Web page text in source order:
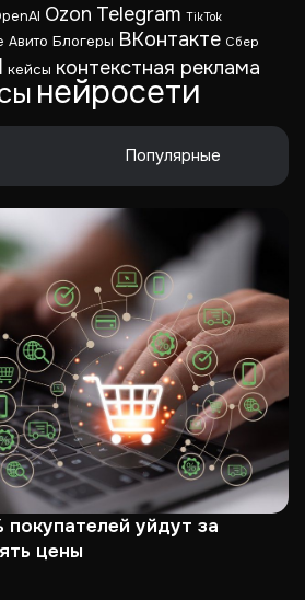
Ozon Telegram TikTok
Авито Блогеры ВКонтакте Сбер
кейсы контекстная реклама
нейросети
Популярные
покупателей уйдут за
цены